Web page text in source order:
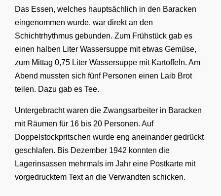
Das Essen, welches hauptsächlich in den Baracken
eingenommen wurde, war direkt an den
Schichtrhythmus gebunden. Zum Frühstück gab es
einen halben Liter Wassersuppe mit etwas Gemüse,
zum Mittag 0,75 Liter Wassersuppe mit Kartoffeln. Am
Abend mussten sich fünf Personen einen Laib Brot
teilen. Dazu gab es Tee.
Untergebracht waren die Zwangsarbeiter in Baracken
mit Räumen für 16 bis 20 Personen. Auf
Doppelstockpritschen wurde eng aneinander gedrückt
geschlafen. Bis Dezember 1942 konnten die
Lagerinsassen mehrmals im Jahr eine Postkarte mit
vorgedrucktem Text an die Verwandten schicken.